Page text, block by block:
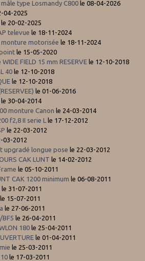
type Losmandy C800 le 08-04-2026
04-2025
le 20-02-2025
televue le 18-11-2024
motorisée le 18-11-2024
le 15-05-2020
FIELD 15 mm RESERVE le 12-10-2018
40 le 12-10-2018
le 12-10-2018
le 01-06-2016
le 30-04-2014
monture Canon le 24-03-2014
f2,8 II serie L
le 17-12-2012
le 22-03-2012
03-2012
upgradé longue pose le 22-03-2012
CAK LUNT le 14-02-2012
le 05-10-2011
CAK 1200 minimum le 06-08-2011
le 31-07-2011
le 15-07-2011
le 27-06-2011
BF5 le 26-04-2011
180 le 25-04-2011
le 01-04-2011
le 25-03-2011
le 17-03-2011